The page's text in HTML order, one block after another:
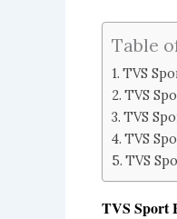
Table
TVS
TVS
TVS
TVS
TVS
TVS Sport